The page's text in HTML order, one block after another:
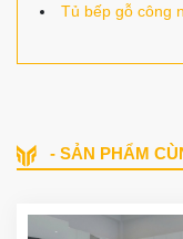
Tủ bếp gỗ công
- SẢN PHẨM